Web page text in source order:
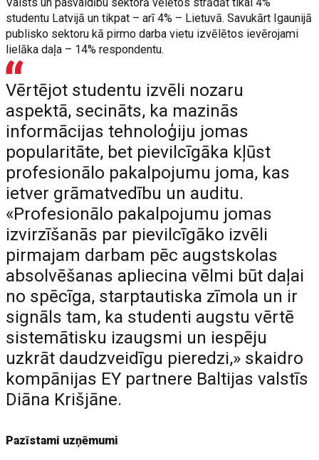
studentu Latvijā un tikpat – arī 4% – Lietuvā. Savukārt Igaunijā
publisko sektoru kā pirmo darba vietu izvēlētos ievērojami
lielāka daļa – 14% respondentu.
Vērtējot studentu izvēli nozaru
aspektā, secināts, ka mazinās
informācijas tehnoloģiju jomas
popularitāte, bet pievilcīgāka kļūst
profesionālo pakalpojumu joma, kas
ietver grāmatvedību un auditu.
«Profesionālo pakalpojumu jomas
izvirzīšanās par pievilcīgāko izvēli
pirmajam darbam pēc augstskolas
absolvēšanas apliecina vēlmi būt daļai
no spēcīga, starptautiska zīmola un ir
signāls tam, ka studenti augstu vērtē
sistemātisku izaugsmi un iespēju
uzkrāt daudzveidīgu pieredzi,» skaidro
kompānijas EY partnere Baltijas valstīs
Diāna Krišjāne.
Pazīstami uzņēmumi